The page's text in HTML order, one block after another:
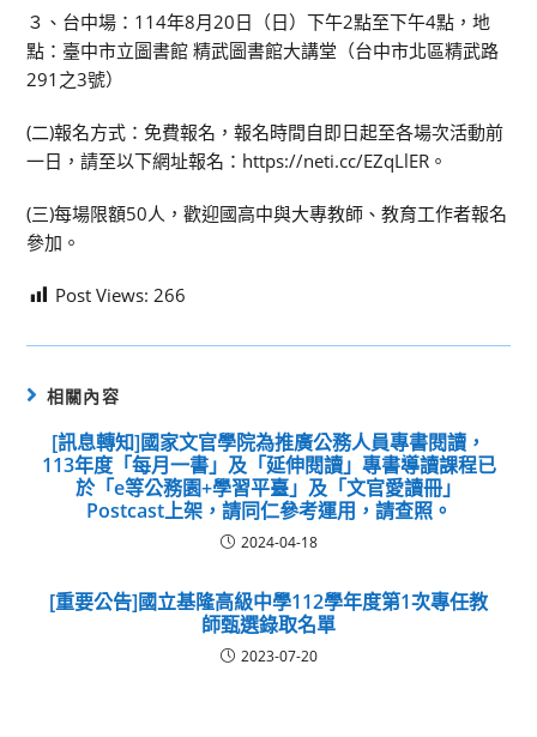
３、台中場：114年8月20日（日）下午2點至下午4點，地
點：臺中市立圖書館 精武圖書館大講堂（台中市北區精武路
291之3號）
(二)報名方式：免費報名，報名時間自即日起至各場次活動前
一日，請至以下網址報名：https://neti.cc/EZqLlER。
(三)每場限額50人，歡迎國高中與大專教師、教育工作者報名
參加。
Post Views: 266
相關內容
[訊息轉知]國家文官學院為推廣公務人員專書閱讀，
113年度「每月一書」及「延伸閱讀」專書導讀課程已
於「e等公務園+學習平臺」及「文官愛讀冊」
Postcast上架，請同仁參考運用，請查照。
2024-04-18
[重要公告]國立基隆高級中學112學年度第1次專任教
師甄選錄取名單
2023-07-20